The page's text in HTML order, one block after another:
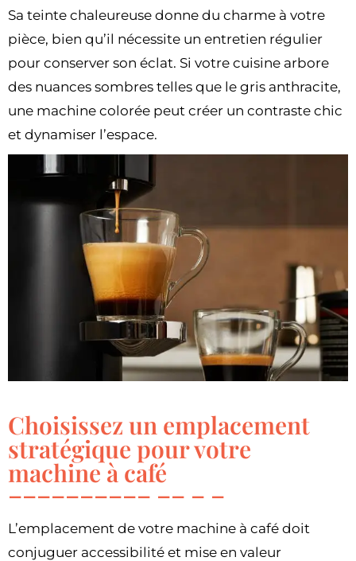
Sa teinte chaleureuse donne du charme à votre
pièce, bien qu’il nécessite un entretien régulier
pour conserver son éclat. Si votre cuisine arbore
des nuances sombres telles que le gris anthracite,
une machine colorée peut créer un contraste chic
et dynamiser l’espace.
Choisissez un emplacement
stratégique pour votre
machine à café
L’emplacement de votre machine à café doit
conjuguer accessibilité et mise en valeur